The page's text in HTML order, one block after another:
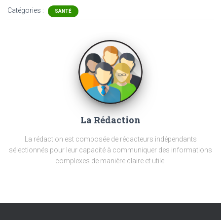
Catégories : SANTÉ
La Rédaction
La rédaction est composée de rédacteurs indépendants
sélectionnés pour leur capacité à communiquer des informations
complexes de manière claire et utile.